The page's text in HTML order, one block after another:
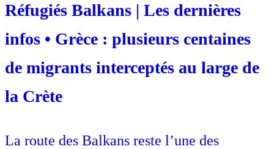
Réfugiés Balkans | Les dernières
infos • Grèce : plusieurs centaines
de migrants interceptés au large de
la Crète
La route des Balkans reste l’une des